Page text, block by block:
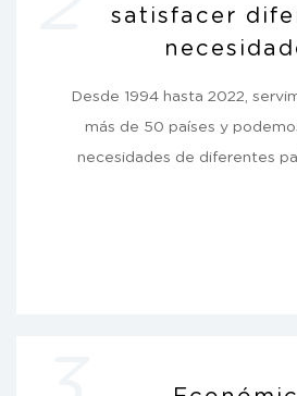
satisfacer
Desde 1994 hasta 2022,
más de 50 países y
necesidades de diferentes